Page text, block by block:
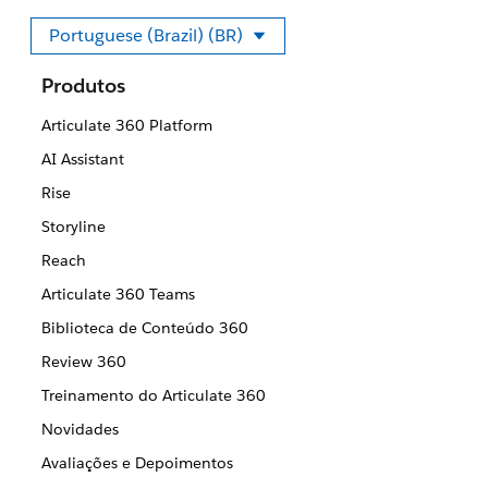
Portuguese (Brazil) (BR)
Selecione seu idioma
Produtos
Articulate 360 Platform
AI Assistant
Rise
Storyline
Reach
Articulate 360 Teams
Biblioteca de Conteúdo 360
Review 360
Treinamento do Articulate 360
Novidades
Avaliações e Depoimentos